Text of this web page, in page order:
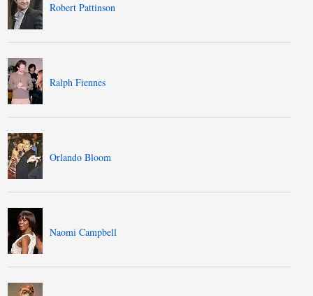
Robert Pattinson
Ralph Fiennes
Orlando Bloom
Naomi Campbell